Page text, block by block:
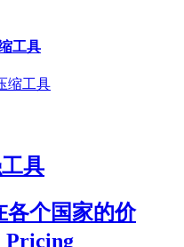
工具
具
各个国家的价
Pricing